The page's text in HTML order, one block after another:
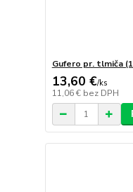
Gufero pr. tlmiča
13,60 €/ks
11,06 € bez DPH